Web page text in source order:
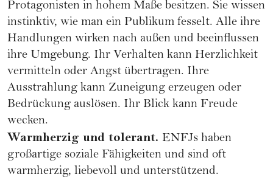
Protagonisten in hohem Maße besitzen. Sie wissen
instinktiv, wie man ein Publikum fesselt. Alle ihre
Handlungen wirken nach außen und beeinflussen
ihre Umgebung. Ihr Verhalten kann Herzlichkeit
vermitteln oder Angst übertragen. Ihre
Ausstrahlung kann Zuneigung erzeugen oder
Bedrückung auslösen. Ihr Blick kann Freude
wecken.
Warmherzig und tolerant. ENFJs haben
großartige soziale Fähigkeiten und sind oft
warmherzig, liebevoll und unterstützend.